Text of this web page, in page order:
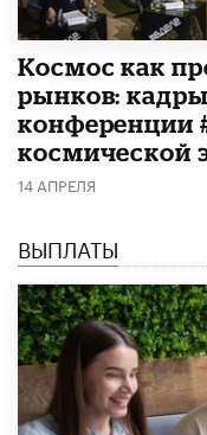
Космос как
рынков:
конференции
космической
14 АПРЕЛЯ
ВЫПЛАТЫ